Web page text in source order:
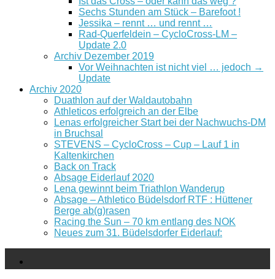
Sechs Stunden am Stück – Barefoot !
Jessika – rennt … und rennt …
Rad-Querfeldein – CycloCross-LM –
Update 2.0
Archiv Dezember 2019
Vor Weihnachten ist nicht viel … jedoch →
Update
Archiv 2020
Duathlon auf der Waldautobahn
Athleticos erfolgreich an der Elbe
Lenas erfolgreicher Start bei der Nachwuchs-DM
in Bruchsal
STEVENS – CycloCross – Cup – Lauf 1 in
Kaltenkirchen
Back on Track
Absage Eiderlauf 2020
Lena gewinnt beim Triathlon Wanderup
Absage – Athletico Büdelsdorf RTF : Hüttener
Berge ab(g)rasen
Racing the Sun – 70 km entlang des NOK
Neues zum 31. Büdelsdorfer Eiderlauf: